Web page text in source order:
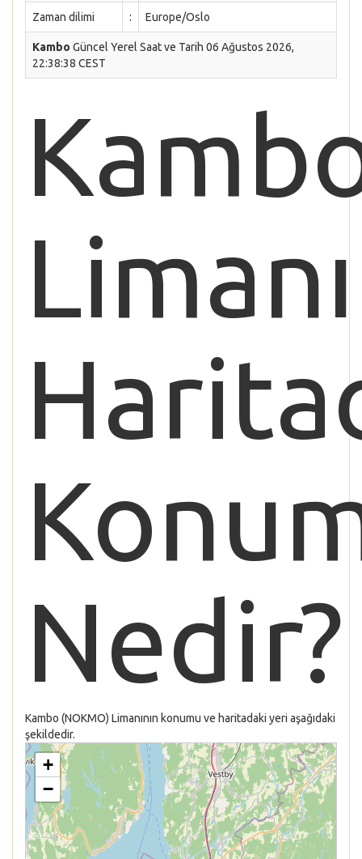
Zaman dilimi : Europe/Oslo
Kambo Güncel Yerel Saat ve Tarih 06 Ağustos 2026,
22:38:38 CEST
Limanı
Nedir?
Kambo (NOKMO) Limanının konumu ve haritadaki yeri aşağıdaki
şekildedir.
+
−